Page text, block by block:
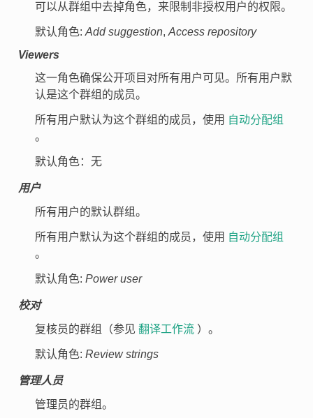
可以从群组中去掉角色，来限制非授权用户的权限。
默认角色: Add suggestion, Access repository
Viewers
这一角色确保公开项目对所有用户可见。所有用户默
认是这个群组的成员。
所有用户默认为这个群组的成员，使用 自动分配组
。
默认角色：无
用户
所有用户的默认群组。
所有用户默认为这个群组的成员，使用 自动分配组
。
默认角色: Power user
校对
复核员的群组（参见 翻译工作流）。
默认角色: Review strings
管理人员
管理员的群组。